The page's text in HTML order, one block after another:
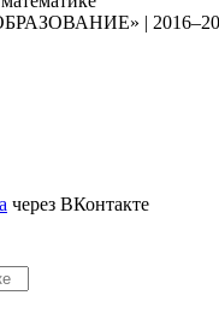
|
через ВКонтакте